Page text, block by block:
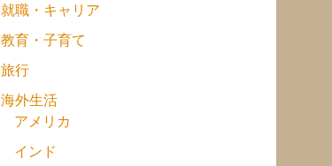
就職・キャリア
教育・子育て
旅行
海外生活
アメリカ
インド